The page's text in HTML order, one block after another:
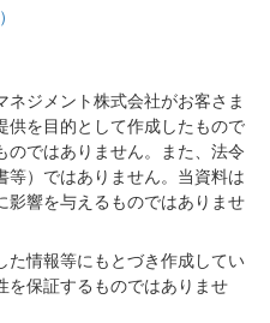
ジメント株式会社がお客さま
供を目的として作成したもので
のではありません。また、法令
等）ではありません。当資料は
影響を与えるものではありませ
た情報等にもとづき作成してい
を保証するものではありませ